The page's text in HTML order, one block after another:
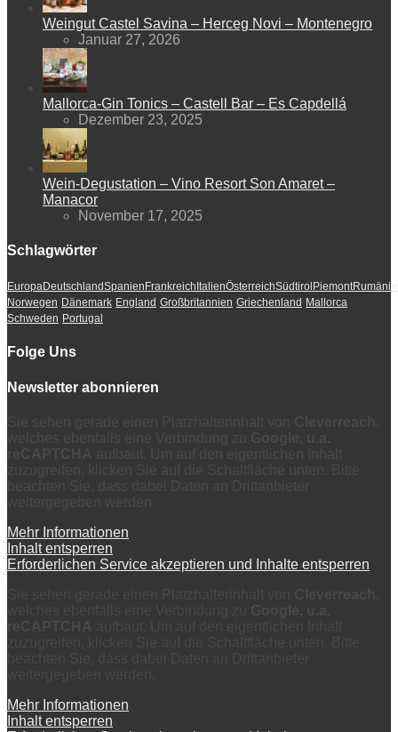
Weingut Castel Savina – Herceg Novi – Montenegro
Januar 27, 2026
Mallorca-Gin Tonics – Castell Bar – Es Capdellá
Dezember 23, 2025
Wein-Degustation – Vino Resort Son Amaret –
Manacor
November 17, 2025
Schlagwörter
EuropaDeutschlandSpanien Frankreich ItalienÖsterreichSüdtirol Piemont
Norwegen Dänemark England Großbritannien Griechenland Mallorca
Schweden Portugal
Folge Uns
Newsletter abonnieren
Mehr Informationen
Inhalt entsperren
Erforderlichen Service akzeptieren und Inhalte entsperren
Mehr Informationen
Inhalt entsperren